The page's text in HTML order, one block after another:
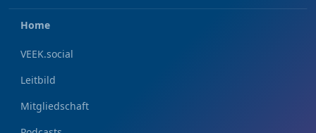
Home
VEEK.social
Leitbild
Mitgliedschaft